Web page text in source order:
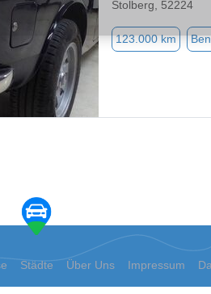
Stolberg, 52224
123.000 km
Städte Über Uns Impressum